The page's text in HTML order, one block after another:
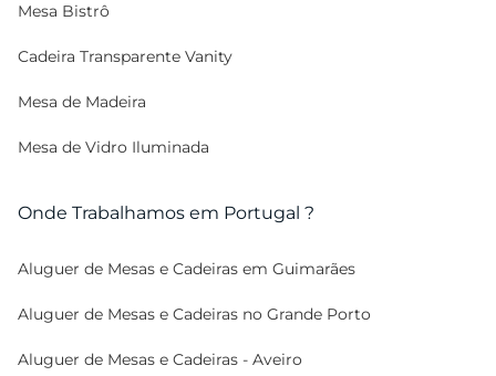
Mesa Bistrô
Cadeira Transparente Vanity
Mesa de Madeira
Mesa de Vidro Iluminada
Onde Trabalhamos em Portugal ?
Aluguer de Mesas e Cadeiras em Guimarães
Aluguer de Mesas e Cadeiras no Grande Porto
Aluguer de Mesas e Cadeiras - Aveiro